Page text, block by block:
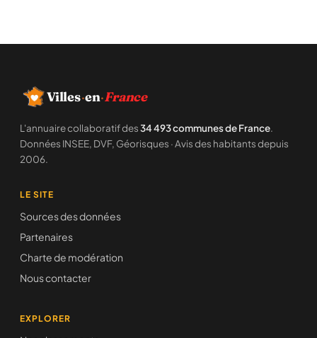
Villes·en·France
L'annuaire collaboratif des34 493 communes de France.
Données INSEE, DVF, Géorisques · Avis des habitants depuis
2006.
LE SITE
Sources des données
Partenaires
Charte de modération
Nous contacter
EXPLORER